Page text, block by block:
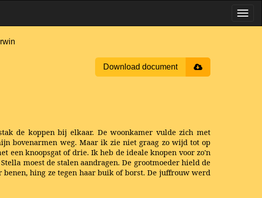
Download document
de koppen bij elkaar. De woonkamer vulde zich met
bovenarmen weg. Maar ik zie niet graag zo wijd tot op
een knoopsgat of drie. Ik heb de ideale knopen voor zo'n
moest de stalen aandragen. De grootmoeder hield de
benen, hing ze tegen haar buik of borst. De juffrouw werd